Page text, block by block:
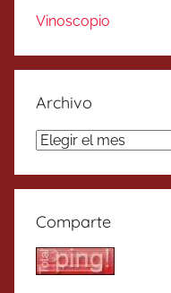
Vinoscopio
Archivo
Archivo
Comparte